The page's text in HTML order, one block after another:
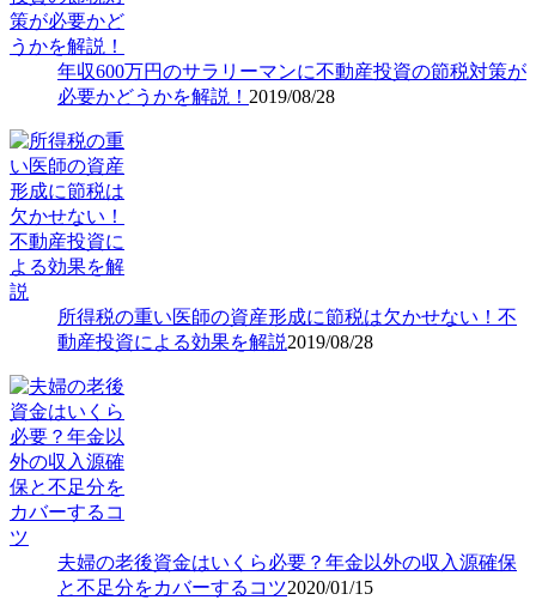
年収600万円のサラリーマンに不動産投資の節税対策が
必要かどうかを解説！ 2019/08/28
所得税の重い医師の資産形成に節税は欠かせない！不
動産投資による効果を解説2019/08/28
夫婦の老後資金はいくら必要？年金以外の収入源確保
と不足分をカバーするコツ2020/01/15